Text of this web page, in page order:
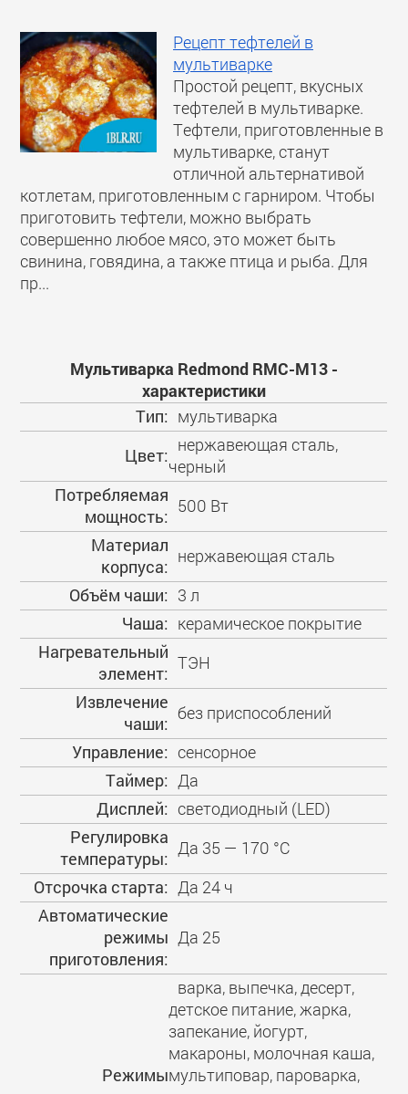
Рецепт тефтелей в
мультиварке
Простой рецепт, вкусных
тефтелей в мультиварке.
Тефтели, приготовленные в
мультиварке, станут
отличной альтернативой
котлетам, приготовленным с гарниром. Чтобы
приготовить тефтели, можно выбрать
совершенно любое мясо, это может быть
свинина, говядина, а также птица и рыба. Для
пр...
Мультиварка Redmond RMC-M13 -
характеристики
Тип: мультиварка
Цвет:
нержавеющая сталь,
черный
Потребляемая
мощность:
500 Вт
Материал
корпуса:
нержавеющая сталь
Объём чаши: 3 л
Чаша: керамическое покрытие
Нагревательный
элемент:
ТЭН
Извлечение
чаши:
без приспособлений
Управление: сенсорное
Таймер: Да
Дисплей: светодиодный (LED)
Регулировка
температуры:
Да 35 — 170 °C
Отсрочка старта: Да 24 ч
Автоматические
режимы
приготовления:
Да 25
Режимы
варка, выпечка, десерт,
детское питание, жарка,
запекание, йогурт,
макароны, молочная каша,
мультиповар, пароварка,